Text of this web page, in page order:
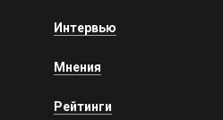
Интервью
Мнения
Рейтинги